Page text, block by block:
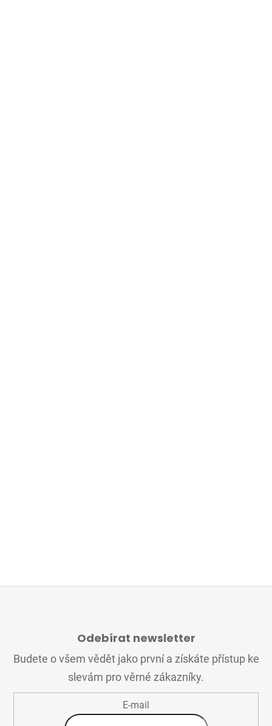
Odebírat newsletter
Budete o všem vědět jako první a získáte přístup ke
slevám pro věrné zákazníky.
E-mail